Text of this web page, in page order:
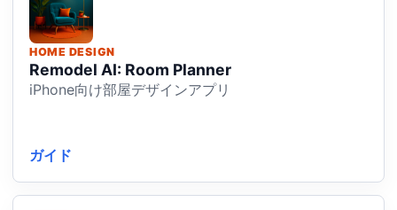
HOME DESIGN
Remodel AI: Room Planner
iPhone向け部屋デザインアプリ
ガイド